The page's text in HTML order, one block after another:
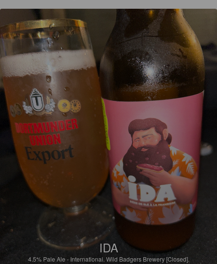
IDA
4.5% Pale Ale - International. Wild Badgers Brewery [Closed].